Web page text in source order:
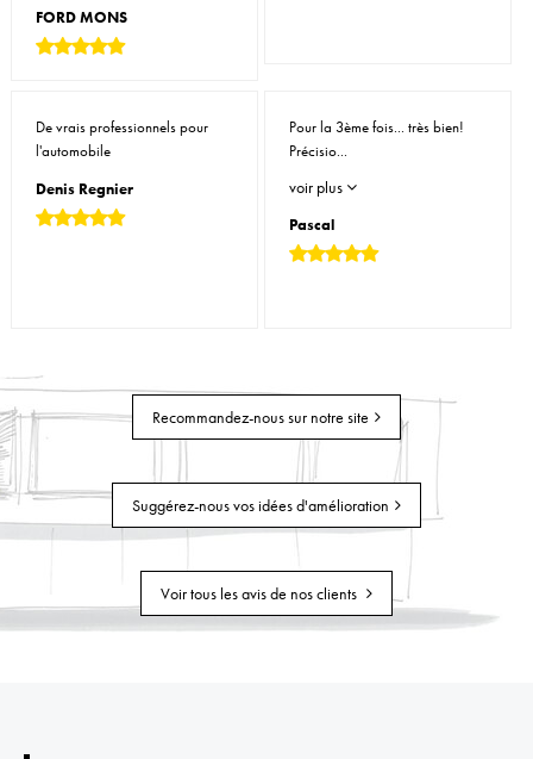
FORD MONS
De vrais professionnels pour
l'automobile
Denis Regnier
Pour la 3ème fois... très bien!
Précisio...
voir plus
Pascal
Recommandez-nous sur notre site
Suggérez-nous vos idées d'amélioration
Voir tous les avis de nos clients